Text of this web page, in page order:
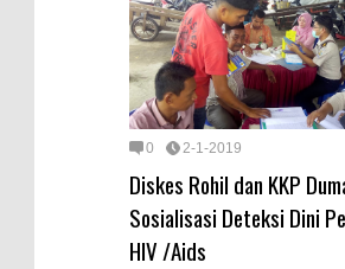
0 2-1-2019
Diskes Rohil dan KKP
Sosialisasi Deteksi Dini
HIV /Aids